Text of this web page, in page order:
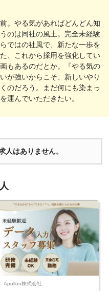
。やる気があればどんどん知
のは同社の風土。完全未経験
ではの社風で、新たな一歩を
、これから採用を強化してい
もあるのだとか。『やる気の
が強いからこそ、新しいやり
のだろう。まだ何にも染まっ
運んでいただきたい。
はありません。
Apollon株式会社